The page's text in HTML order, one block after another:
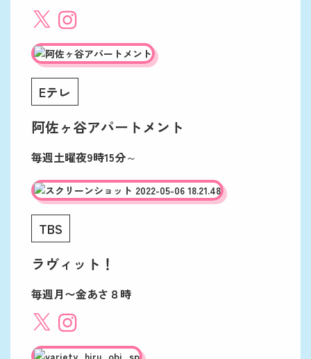
Eテレ
阿佐ヶ谷アパートメント
毎週土曜夜9時15分～
TBS
ラヴィット！
毎週月〜金あさ８時